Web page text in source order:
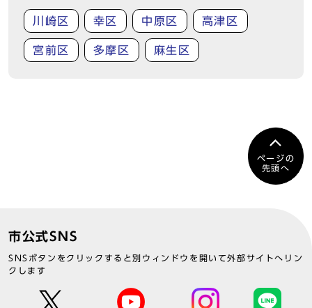
川崎区 幸区 中原区 高津区
宮前区 多摩区 麻生区
ページの
先頭へ
市公式SNS
SNSボタンをクリックすると別ウィンドウを開いて外部サイトへリン
クします